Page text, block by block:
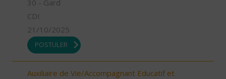
30 - Gard
CDI
21/10/2025
POSTULER
Auxiliaire de Vie/Accompagnant Educatif et